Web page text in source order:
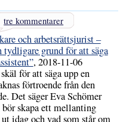
tre kommentarer
och arbetsrättsjurist –
tydligare grund för att säga
, 2018-11-06
för att säga upp en
förtroende från den
Det säger Eva Schömer
bör skapa ett mellanting
idag och vad som står om